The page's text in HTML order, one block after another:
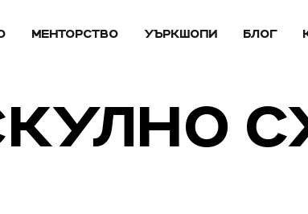
МЕНТОРСТВО УЪРКШОПИ БЛОГ